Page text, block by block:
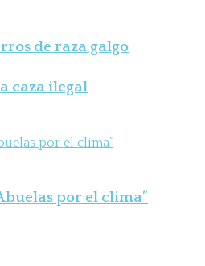
de raza galgo
caza ilegal
por el clima”